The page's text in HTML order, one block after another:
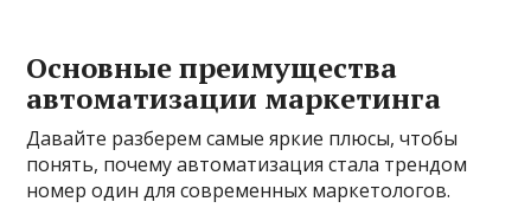
Основные преимущества
автоматизации маркетинга
Давайте разберем самые яркие плюсы, чтобы
понять, почему автоматизация стала трендом
номер один для современных маркетологов.